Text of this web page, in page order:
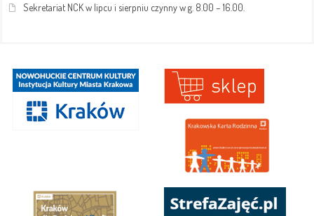
Sekretariat NCK w lipcu i sierpniu czynny w g. 8.00 – 16.00.